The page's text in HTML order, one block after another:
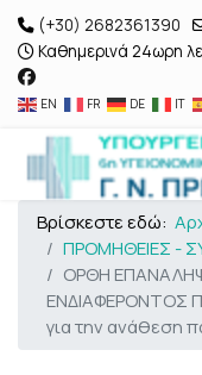
(+30) 2682361390
Καθημερινά 24ωρη
EN FR DE IT
Βρίσκεστε εδώ:
ΠΡΟΜΗΘΕΙΕΣ -
ΟΡΘΗ
ΕΝΔΙΑΦΕΡΟΝΤΟΣ
για την ανάθεση